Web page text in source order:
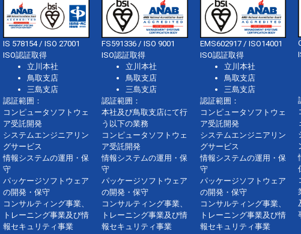
IS 578154 / ISO 27001
ISO認証取得
立川本社
鳥取支店
三島支店
認証範囲：
コンピュータソフトウェ
ア受託開発
システムエンジニアリン
グサービス
情報システムの運用・保
守
パッケージソフトウェア
の開発・保守
コンサルティング事業、
トレーニング事業及び情
報セキュリティ事業
FS591336 / ISO 9001
ISO認証取得
立川本社
鳥取支店
三島支店
認証範囲：
本社及び鳥取支店にて行
う以下の業務
コンピュータソフトウェ
ア受託開発
情報システムの運用・保
守
パッケージソフトウェア
の開発・保守
コンサルティング事業、
トレーニング事業及び情
報セキュリティ事業
EMS602917 / ISO14001
ISO認証取得
立川本社
鳥取支店
三島支店
認証範囲：
コンピュータソフトウェ
ア受託開発
システムエンジニアリン
グサービス
情報システムの運用・保
守
パッケージソフトウェア
の開発・保守
コンサルティング事業、
トレーニング事業及び情
報セキュリティ事業